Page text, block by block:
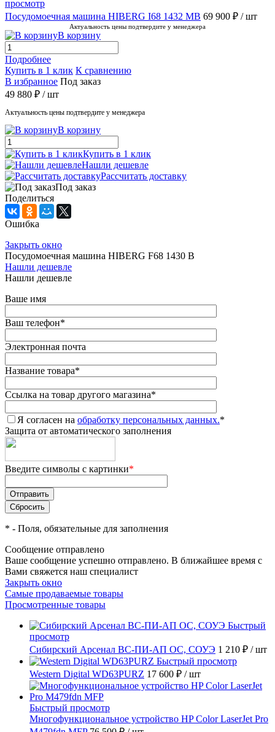
просмотр
Посудомоечная машина HIBERG I68 1432 MB 69 900 ₽ / шт
Актуальность цены подтвердите у менеджера
В корзину
Подробнее
Купить в 1 клик К сравнению
В избранное Под заказ
49 880 ₽ / шт
Актуальность цены подтвердите у менеджера
В корзину
Купить в 1 клик
Нашли дешевле
Рассчитать доставку
Под заказ
Поделиться
Ошибка
Закрыть окно
Посудомоечная машина HIBERG F68 1430 B
Нашли дешевле
Нашли дешевле
Ваше имя
Ваш телефон*
Электронная почта
Название товара*
Ссылка на товар другого магазина*
Я согласен на обработку персональных данных.*
Защита от автоматического заполнения
Введите символы с картинки*
* - Поля, обязательные для заполнения
Сообщение отправлено
Ваше сообщение успешно отправлено. В ближайшее время с
Вами свяжется наш специалист
Закрыть окно
Самые продаваемые товары
Просмотренные товары
Быстрый
просмотр
Сибирский Арсенал ВС-ПИ-АП ОС, СОУЭ 1 210 ₽ / шт
Быстрый просмотр
Western Digital WD63PURZ 17 600 ₽ / шт
Быстрый просмотр
Многофункциональное устройство HP Color LaserJet Pro